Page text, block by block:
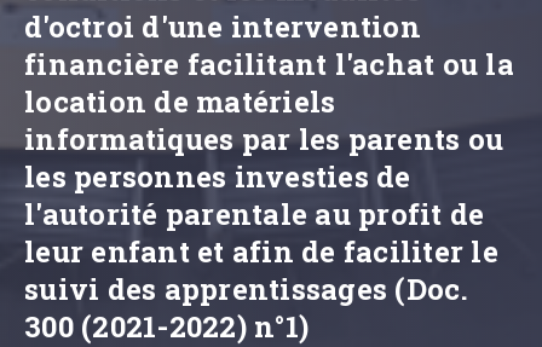
d'octroi d'une intervention
financière facilitant l'achat ou la
location de matériels
informatiques par les parents ou
les personnes investies de
l'autorité parentale au profit de
leur enfant et afin de faciliter le
suivi des apprentissages (Doc.
300 (2021-2022) n°1)